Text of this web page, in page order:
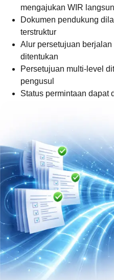
mengajukan WIR
Dokumen pendukung
terstruktur
Alur persetujuan
ditentukan
Persetujuan multi-level
pengusul
Status permintaan dapat